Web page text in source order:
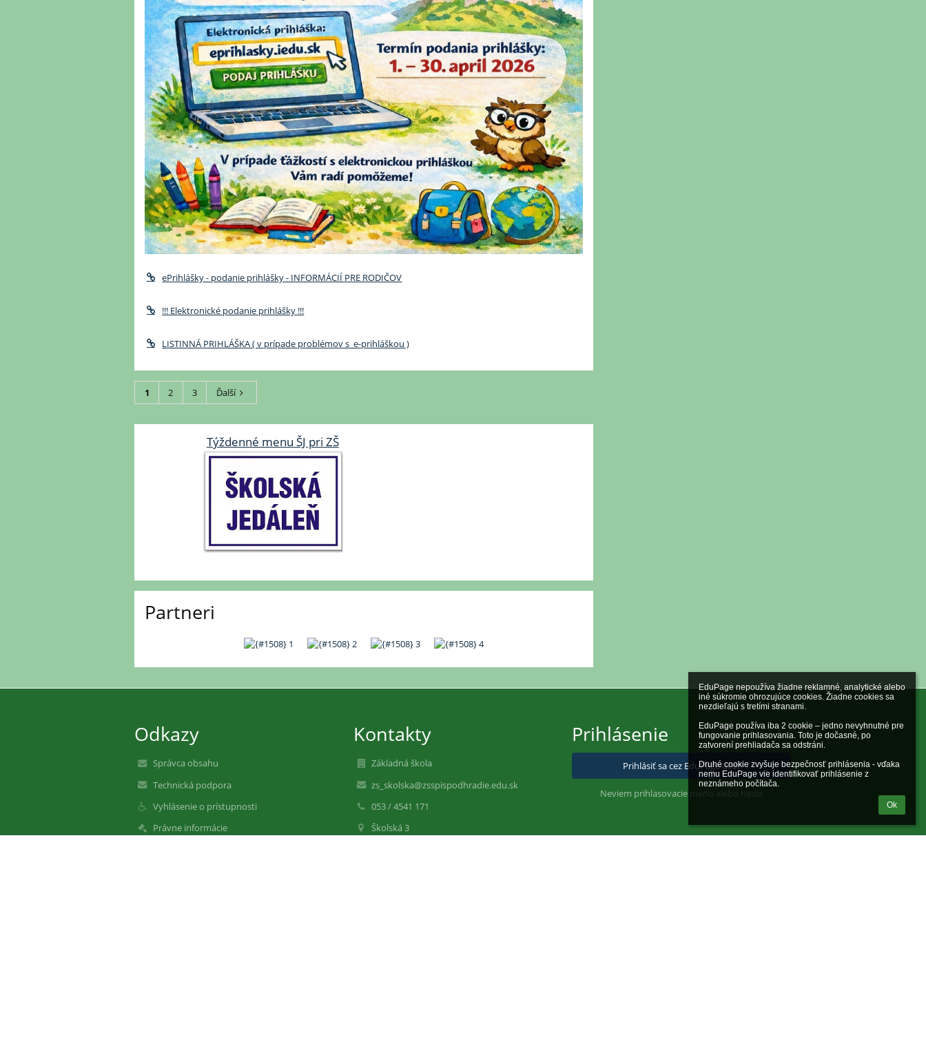
EduPage nepoužíva žiadne reklamné, analytické alebo
iné súkromie ohrozujúce cookies. Žiadne cookies sa
nezdieľajú s tretími stranami.
EduPage používa iba 2 cookie – jedno nevyhnutné pre
fungovanie prihlasovania. Toto je dočasné, po
zatvorení prehliadača sa odstráni.
Druhé cookie zvyšuje bezpečnosť prihlásenia - vďaka
nemu EduPage vie identifikovať prihlásenie z
neznámeho počítača.
Ok
ePrihlášky - podanie prihlášky - INFORMÁCIÍ PRE RODIČOV
!!! Elektronické podanie prihlášky !!!
LISTINNÁ PRIHLÁŠKA ( v prípade problémov s e-prihláškou )
1 2 3 Ďalší
Týždenné menu ŠJ pri ZŠ
Partneri
Odkazy
Správca obsahu
Technická podpora
Vyhlásenie o prístupnosti
Právne informácie
Kontakty
Základná škola
zs_skolska@zsspispodhradie.edu.sk
053 / 4541 171
Školská 3
Prihlásenie
Prihlásiť sa cez EduPage účet
Neviem prihlasovacie meno alebo heslo